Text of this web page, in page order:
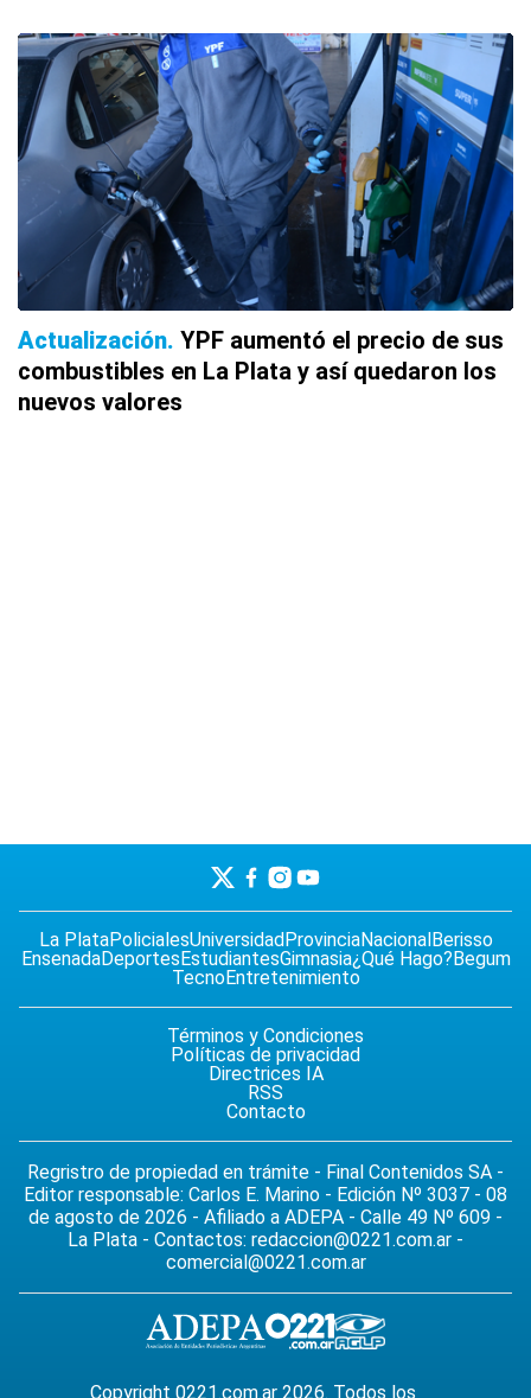
Actualización YPF aumentó el precio de sus
combustibles en La Plata y así quedaron los
nuevos valores
La PlataPolicialesUniversidad ProvinciaNacional Berisso
EnsenadaDeportes EstudiantesGimnasia¿Qué Hago? Begum
TecnoEntretenimiento
Términos y Condiciones
Políticas de privacidad
Directrices IA
RSS
Contacto
Regristro de propiedad en trámite - Final Contenidos SA -
Editor responsable: Carlos E. Marino - Edición Nº 3037 - 08
de agosto de 2026 - Afiliado a ADEPA - Calle 49 Nº 609 -
La Plata - Contactos: redaccion@0221.com.ar -
comercial@0221.com.ar
Copyright 0221.com.ar 2026. Todos los